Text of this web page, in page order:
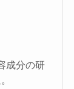
成分の研